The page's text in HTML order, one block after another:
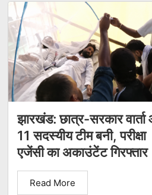
झारखंड: छात्र-सरकार
11 सदस्यीय टीम बनी, परीक्षा
एजेंसी का अकाउंटेंट गिरफ्तार
Read More